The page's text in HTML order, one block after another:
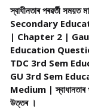
স্বাধীনতাৰ পৰৱৰ্তী
Secondary
| Chapter 2 |
Education
TDC 3rd Sem
GU 3rd Sem
Medium | স্বাধানতাৰ
উত্তৰ ।